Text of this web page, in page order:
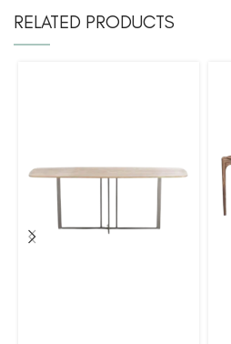
RELATED PRODUCTS